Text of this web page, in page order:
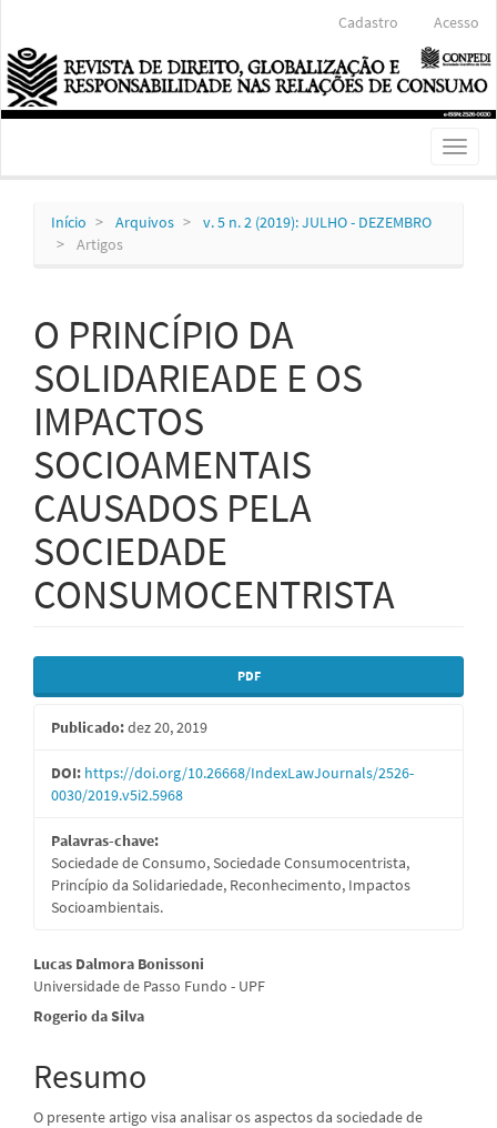
Conteúdo
principal
Barra
Lateral
Cadastro Acesso
Toggle
Início Arquivos
v. 5 n. 2 (2019): JULHO - DEZEMBRO
Artigos
O PRINCÍPIO DA
SOLIDARIEADE E OS
IMPACTOS
SOCIOAMENTAIS
CAUSADOS PELA
SOCIEDADE
CONSUMOCENTRISTA
Barra
lateral
de
artigos
PDF
Publicado:dez 20, 2019
DOI: https://doi.org/10.26668/IndexLawJournals/2526-
0030/2019.v5i2.5968
Palavras-chave:
Sociedade de Consumo, Sociedade Consumocentrista,
Princípio da Solidariedade, Reconhecimento, Impactos
Socioambientais.
Conteúdo
do
principal
Lucas Dalmora Bonissoni
Universidade de Passo Fundo - UPF
Rogerio da Silva
Resumo
O presente artigo visa analisar os aspectos da sociedade de